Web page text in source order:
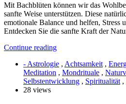
Mit Bachblüten können wir das
sanfte Weise unterstützen. Diese
emotionale Balance und helfen, Stress
Entdecken Sie die sanfte Kraft der
Continue reading
- Astrologie , Achtsamkeit ,
Meditation , Mondrituale ,
Selbstentwicklung , Spiritualität ,
28 views